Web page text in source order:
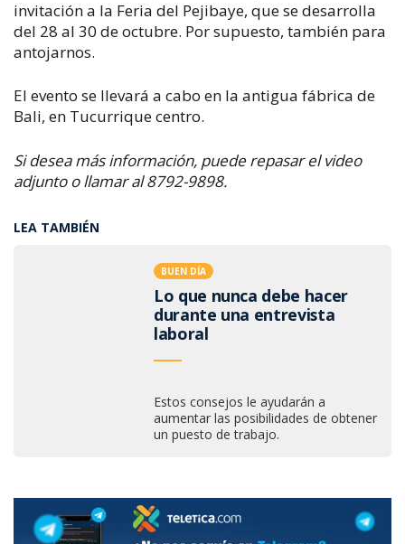
invitación a la Feria del Pejibaye, que se desarrolla
del 28 al 30 de octubre. Por supuesto, también para
antojarnos.
El evento se llevará a cabo en la antigua fábrica de
Bali, en Tucurrique centro.
Si desea más información, puede repasar el video
adjunto o llamar al 8792-9898.
LEA TAMBIÉN
BUEN DÍA
Lo que nunca debe hacer
durante una entrevista
laboral
Estos consejos le ayudarán a
aumentar las posibilidades de obtener
un puesto de trabajo.